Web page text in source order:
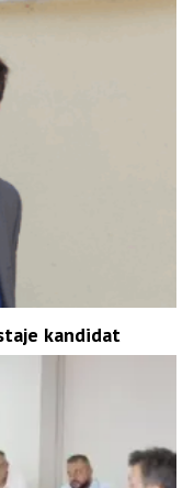
kandidat